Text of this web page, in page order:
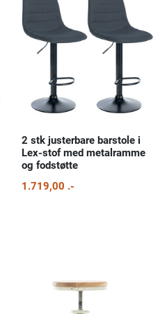
2 stk justerbare barstole i
Lex-stof med metalramme
og fodstøtte
1.719,00 .-